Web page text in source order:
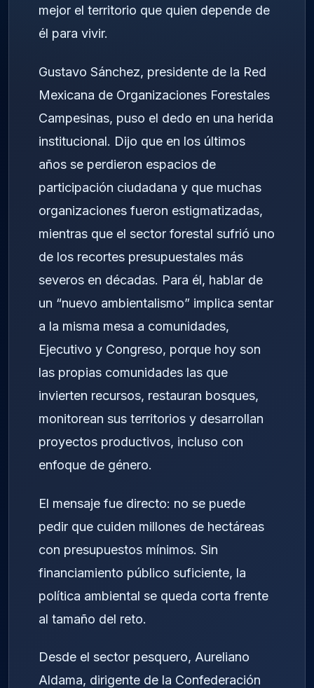
mejor el territorio que quien depende de
él para vivir.
Gustavo Sánchez, presidente de la Red
Mexicana de Organizaciones Forestales
Campesinas, puso el dedo en una herida
institucional. Dijo que en los últimos
años se perdieron espacios de
participación ciudadana y que muchas
organizaciones fueron estigmatizadas,
mientras que el sector forestal sufrió uno
de los recortes presupuestales más
severos en décadas. Para él, hablar de
un “nuevo ambientalismo” implica sentar
a la misma mesa a comunidades,
Ejecutivo y Congreso, porque hoy son
las propias comunidades las que
invierten recursos, restauran bosques,
monitorean sus territorios y desarrollan
proyectos productivos, incluso con
enfoque de género.
El mensaje fue directo: no se puede
pedir que cuiden millones de hectáreas
con presupuestos mínimos. Sin
financiamiento público suficiente, la
política ambiental se queda corta frente
al tamaño del reto.
Desde el sector pesquero, Aureliano
Aldama, dirigente de la Confederación